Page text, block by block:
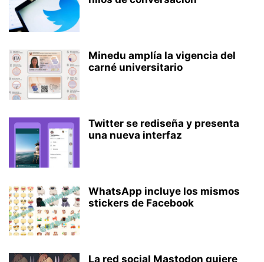
Minedu amplía la vigencia del
carné universitario
Twitter se rediseña y presenta
una nueva interfaz
WhatsApp incluye los mismos
stickers de Facebook
La red social Mastodon quiere